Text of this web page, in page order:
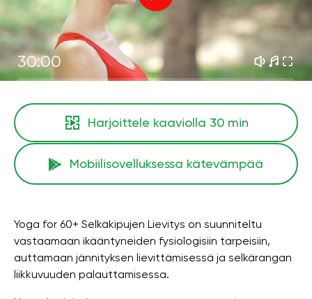
30:00
Harjoittele kaaviolla 30 min
Mobiilisovelluksessa kätevämpää
Yoga for 60+ Selkäkipujen Lievitys on suunniteltu
vastaamaan ikääntyneiden fysiologisiin tarpeisiin,
auttamaan jännityksen lievittämisessä ja selkärangan
liikkuvuuden palauttamisessa.